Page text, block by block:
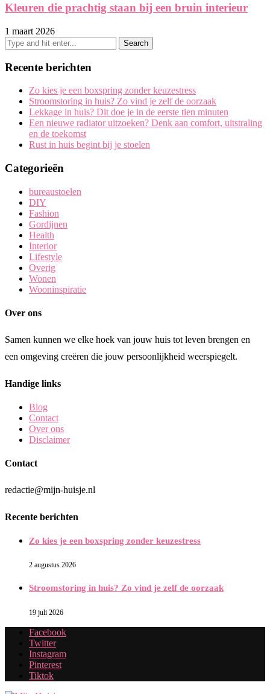
Kleuren die prachtig staan bij een bruin interieur
1 maart 2026
Recente berichten
Zo kies je een boxspring zonder keuzestress
Stroomstoring in huis? Zo vind je zelf de oorzaak
Lekkage in huis? Dit doe je in de eerste tien minuten
Een nieuwe radiator uitzoeken? Denk aan comfort, uitstraling
en de toekomst
Rust in huis begint bij je stoelen
Categorieën
bureaustoelen
DIY
Fashion
Gordijnen
Health
Interior
Lifestyle
Overig
Wonen
Wooninspiratie
Over ons
Samen kunnen we elke hoek van jouw huis tot leven brengen en
een omgeving creëren die jouw persoonlijkheid weerspiegelt.
Handige links
Blog
Contact
Over ons
Disclaimer
Contact
redactie@mijn-huisje.nl
Recente berichten
Zo kies je een boxspring zonder keuzestress
2 augustus 2026
Stroomstoring in huis? Zo vind je zelf de oorzaak
19 juli 2026
Facebook
Twitter
Instagram
Pinterest
Tiktok